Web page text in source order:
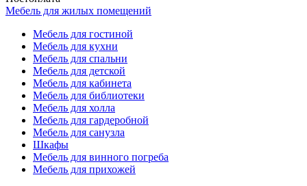
Мебель для жилых помещений
Мебель для гостиной
Мебель для кухни
Мебель для спальни
Мебель для детской
Мебель для кабинета
Мебель для библиотеки
Мебель для холла
Мебель для гардеробной
Мебель для санузла
Шкафы
Мебель для винного погреба
Мебель для прихожей